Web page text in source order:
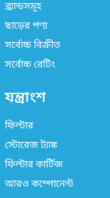
ব্র্যান্ডসমূহ
ছাড়ের পণ্য
সর্বোচ্চ বিক্রীত
সর্বোচ্চ রেটিং
যন্ত্রাংশ
ফিল্টার
স্টোরেজ ট্যাঙ্ক
ফিল্টার কার্টিজ
আরও কম্পোনেন্ট